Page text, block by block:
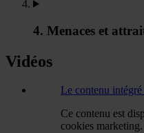
4. Menaces et
Vidéos
Le contenu
Ce contenu est
cookies marketing.